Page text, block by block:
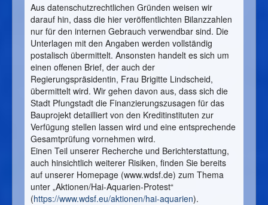
Aus datenschutzrechtlichen Gründen weisen wir
darauf hin, dass die hier veröffentlichten Bilanzzahlen
nur für den internen Gebrauch verwendbar sind. Die
Unterlagen mit den Angaben werden vollständig
postalisch übermittelt. Ansonsten handelt es sich um
einen offenen Brief, der auch der
Regierungspräsidentin, Frau Brigitte Lindscheid,
übermittelt wird. Wir gehen davon aus, dass sich die
Stadt Pfungstadt die Finanzierungszusagen für das
Bauprojekt detailliert von den Kreditinstituten zur
Verfügung stellen lassen wird und eine entsprechende
Gesamtprüfung vornehmen wird.
Einen Teil unserer Recherche und Berichterstattung,
auch hinsichtlich weiterer Risiken, finden Sie bereits
auf unserer Homepage (www.wdsf.de) zum Thema
unter „Aktionen/Hai-Aquarien-Protest“
(https://www.wdsf.eu/aktionen/hai-aquarien).